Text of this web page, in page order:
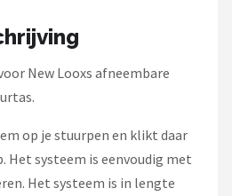
New Looxs afneembare
op je stuurpen en klikt daar
Het systeem is eenvoudig met
Het systeem is in lengte